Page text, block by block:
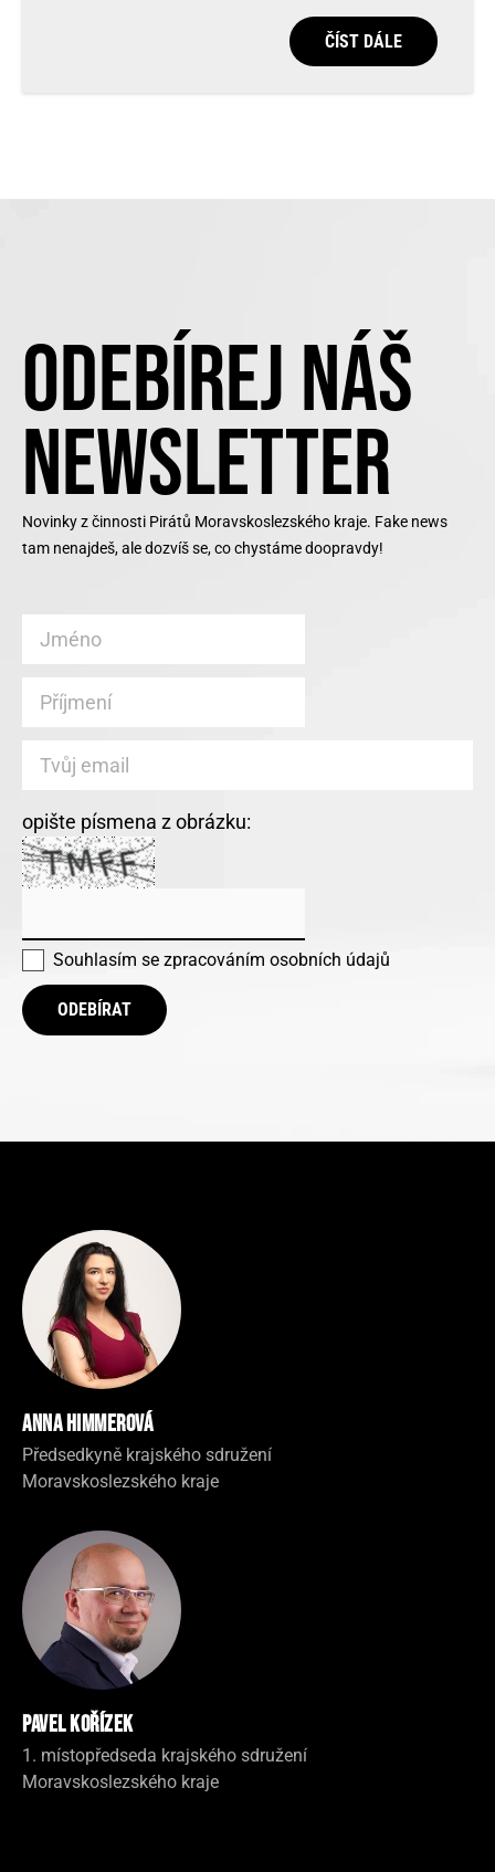
ČÍST DÁLE
ODEBÍREJ NÁŠ
NEWSLETTER
Novinky z činnosti Pirátů Moravskoslezského kraje. Fake news
tam nenajdeš, ale dozvíš se, co chystáme doopravdy!
opište písmena z obrázku:
Souhlasím se zpracováním osobních údajů
ODEBÍRAT
Anna Himmerová
Předsedkyně krajského sdružení
Moravskoslezského kraje
Pavel Kořízek
1. místopředseda krajského sdružení
Moravskoslezského kraje